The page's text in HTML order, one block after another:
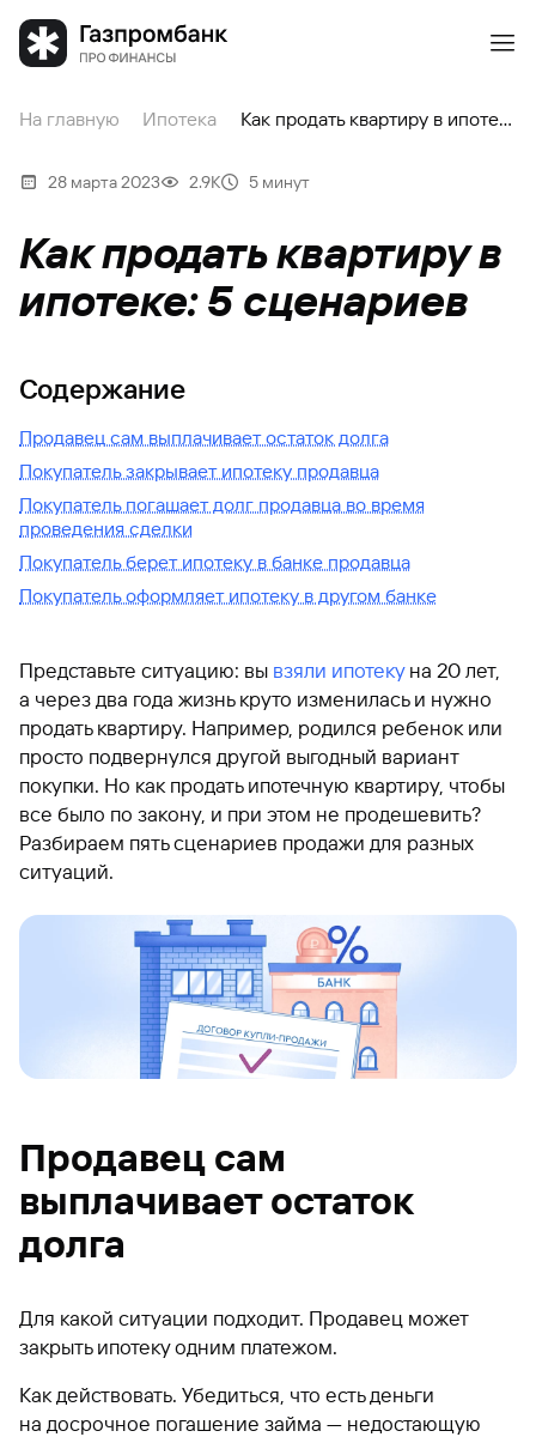
На главную Ипотека Как продать квартиру в ипотеке: 5 сценариев
28 марта 2023 2.9К 5 минут
Как продать квартиру в
ипотеке: 5 сценариев
Содержание
Продавец сам выплачивает остаток долга
Покупатель закрывает ипотеку продавца
Покупатель погашает долг продавца во время
проведения сделки
Покупатель берет ипотеку в банке продавца
Покупатель оформляет ипотеку в другом банке
Представьте ситуацию: вы взяли ипотекуна 20 лет,
а через два года жизнь круто изменилась и нужно
продать квартиру. Например, родился ребенок или
просто подвернулся другой выгодный вариант
покупки. Но как продать ипотечную квартиру, чтобы
все было по закону, и при этом не продешевить?
Разбираем пять сценариев продажи для разных
ситуаций.
Продавец сам
выплачивает остаток
долга
Для какой ситуации подходит. Продавец может
закрыть ипотеку одним платежом.
Как действовать. Убедиться, что есть деньги
на досрочное погашение займа — недостающую